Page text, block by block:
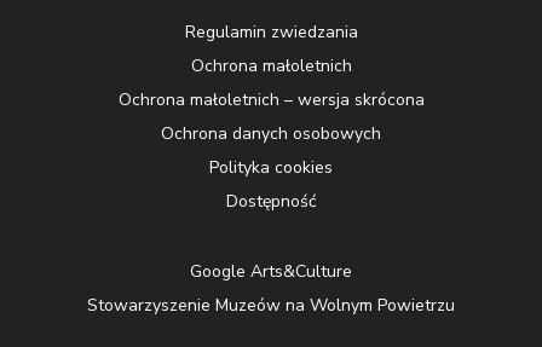
Regulamin zwiedzania
Ochrona małoletnich
Ochrona małoletnich – wersja skrócona
Ochrona danych osobowych
Polityka cookies
Dostępność
Google Arts&Culture
Stowarzyszenie Muzeów na Wolnym Powietrzu